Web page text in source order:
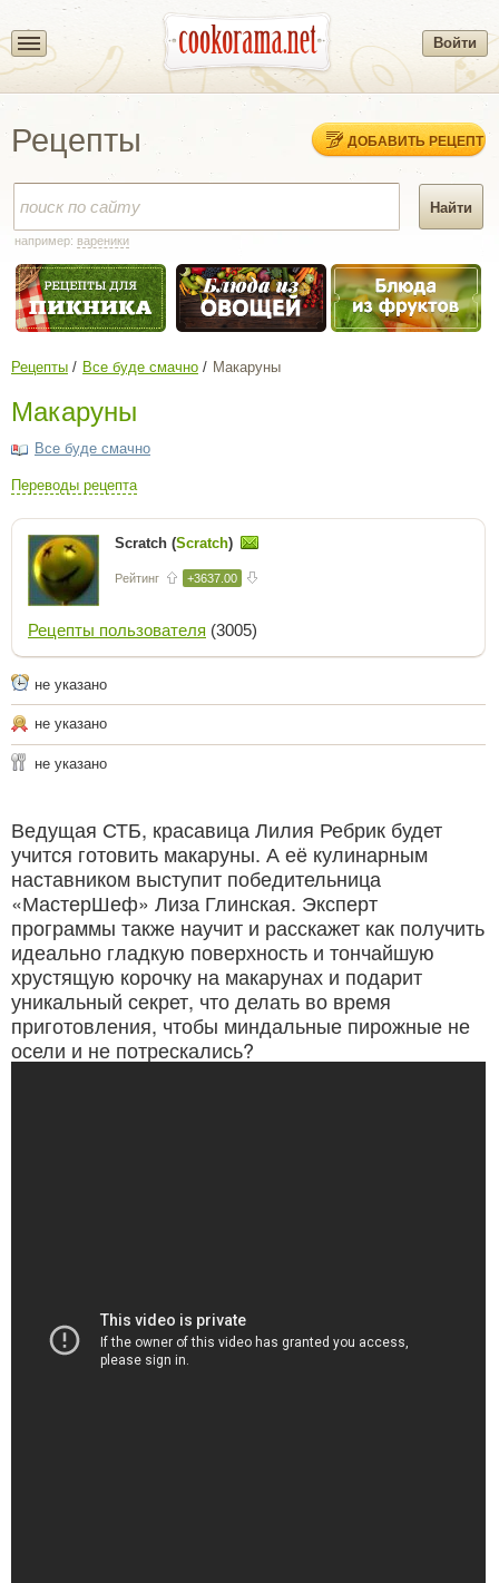
Войти
Рецепты ДОБАВИТЬ РЕЦЕПТ
например: вареники
Рецепты Все буде смачно Макаруны
Макаруны
Все буде смачно
Переводы рецепта
Scratch (Scratch)
Рейтинг +3637.00
Рецепты пользователя (3005)
не указано
не указано
не указано
Ведущая СТБ, красавица Лилия Ребрик будет
учится готовить макаруны. А её кулинарным
наставником выступит победительница
«МастерШеф» Лиза Глинская. Эксперт
программы также научит и расскажет как получить
идеально гладкую поверхность и тончайшую
хрустящую корочку на макарунах и подарит
уникальный секрет, что делать во время
приготовления, чтобы миндальные пирожные не
осели и не потрескались?